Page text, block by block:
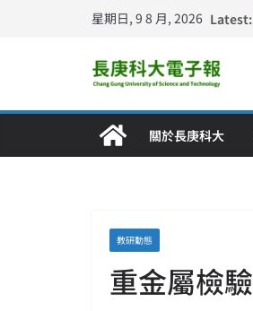
星期日, 9 8 月, 2026 Latest:
關於長庚科大
教研動態
重金屬檢